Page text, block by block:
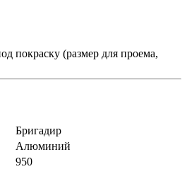
покраску (размер для проема,
Бригадир
Алюминий
950